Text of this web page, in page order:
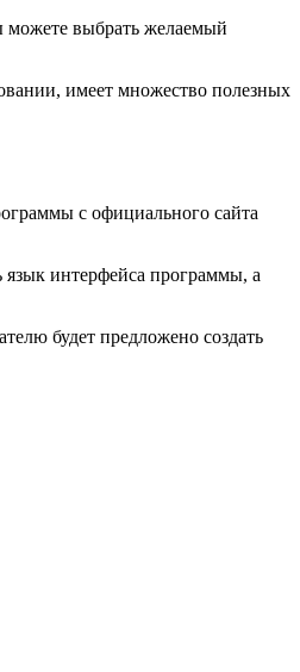
можете выбрать желаемый
имеет множество полезных
с официального сайта
язык интерфейса программы, а
будет предложено создать